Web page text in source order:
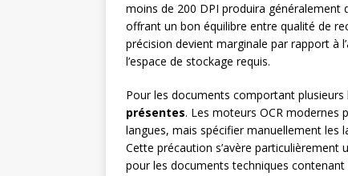
moins de 200 DPI produira généralement
offrant un bon équilibre entre qualité de
précision devient marginale par rapport à
l’espace de stockage requis.
Pour les documents comportant
présentes. Les moteurs OCR modernes
langues, mais spécifier manuellement les
Cette précaution s’avère
pour les documents techniques